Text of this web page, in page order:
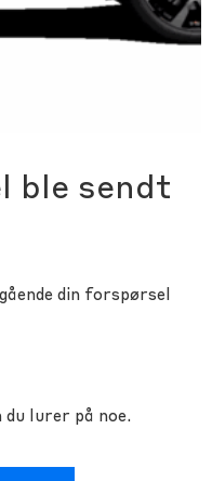
ble sendt
din forspørsel
lurer på noe.